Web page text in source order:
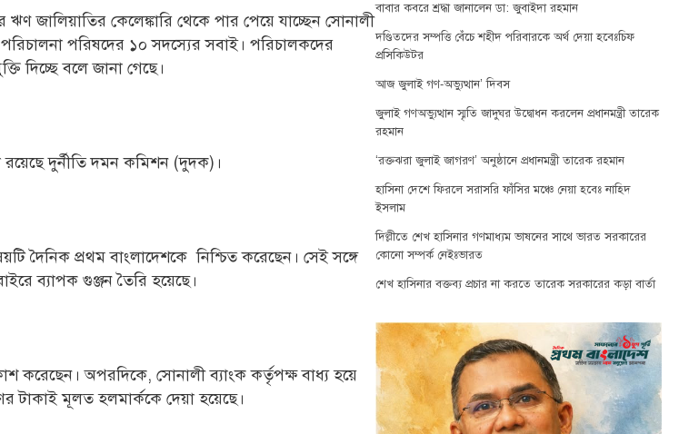
ঋণ জালিয়াতির কেলেঙ্কারি থেকে পার পেয়ে যাচ্ছেন সোনালী
পরিচালনা পরিষদের ১০ সদস্যের সবাই। পরিচালকদের
দিচ্ছে বলে জানা গেছে।
দুর্নীতি দমন কমিশন (দুদক)।
দৈনিক প্রথম বাংলাদেশকে নিশ্চিত করেছেন। সেই সঙ্গে
ব্যাপক গুঞ্জন তৈরি হয়েছে।
করেছেন। অপরদিকে, সোনালী ব্যাংক কর্তৃপক্ষ বাধ্য হয়ে
মূলত হলমার্ককে দেয়া হয়েছে।
বাবার কবরে শ্রদ্ধা জানালেন ডা: জুবাইদা রহমান
দণ্ডিতদের সম্পত্তি বেঁচে শহীদ পরিবারকে অর্থ দেয়া হবেঃচিফ
প্রসিকিউটর
আজ জুলাই গণ-অভ্যুত্থান’ দিবস
জুলাই গণঅভ্যুত্থান স্মৃতি জাদুঘর উদ্বোধন করলেন প্রধানমন্ত্রী তারেক
রহমান
‘রক্তঝরা জুলাই জাগরণ’ অনুষ্ঠানে প্রধানমন্ত্রী তারেক রহমান
হাসিনা দেশে ফিরলে সরাসরি ফাঁসির মঞ্চে নেয়া হবেঃ নাহিদ
ইসলাম
দিল্লীতে শেখ হাসিনার গণমাধ্যম ভাষনের সাথে ভারত সরকারের
কোনো সম্পর্ক নেইঃভারত
শেখ হাসিনার বক্তব্য প্রচার না করতে তারেক সরকারের কড়া বার্তা